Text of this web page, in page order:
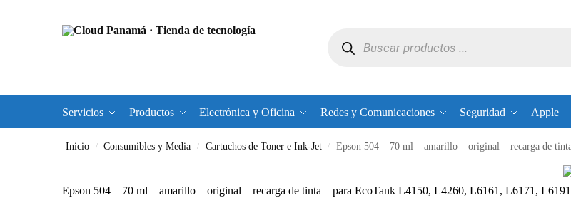
Servicios Productos Electrónica y Oficina Redes y Comunicaciones Seguridad Apple
Inicio / Consumibles y Media / Cartuchos de Toner e Ink-Jet / Epson 504 – 70 ml – amarillo – original – recarga de
Epson 504 – 70 ml – amarillo – original – recarga de tinta – para EcoTank L4150, L4260, L6161, L6171,